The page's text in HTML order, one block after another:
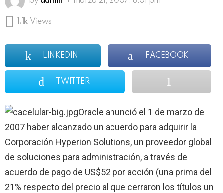
1.1k Views
LINKEDIN FACEBOOK
TWITTER
Oracle anunció el 1 de marzo de
2007 haber alcanzado un acuerdo para adquirir la
Corporación Hyperion Solutions, un proveedor global
de soluciones para administración, a través de
acuerdo de pago de US$52 por acción (una prima del
21% respecto del precio al que cerraron los títulos un